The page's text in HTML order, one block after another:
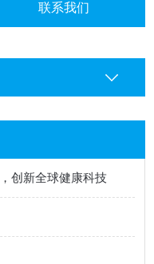
联系我们
创新全球健康科技